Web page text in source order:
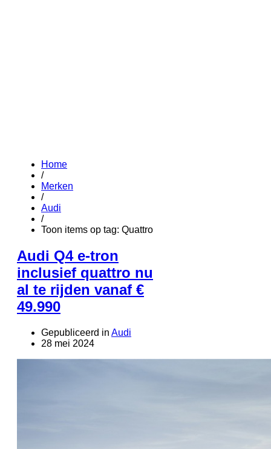
Home
/
Merken
/
Audi
/
Toon items op tag: Quattro
Audi Q4 e-tron
inclusief quattro nu
al te rijden vanaf €
49.990
Gepubliceerd in Audi
28 mei 2024